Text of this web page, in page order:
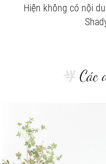
Hiện không có nội
Các